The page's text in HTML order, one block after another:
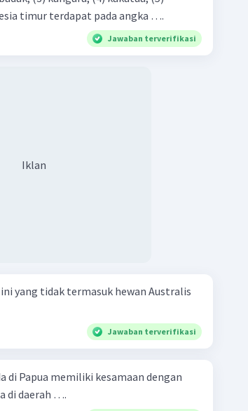
timur terdapat pada angka ….
Jawaban terverifikasi
Iklan
yang tidak termasuk hewan Australis
Jawaban terverifikasi
di Papua memiliki kesamaan dengan
di daerah ….